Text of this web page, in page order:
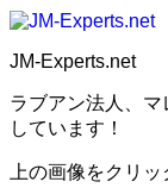
JM-Experts.net
ラブアン法人、
しています！
上の画像をクリ